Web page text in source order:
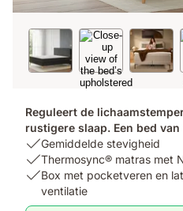
Reguleert de
rustigere slaap. Een bed
USP
1:
Gemiddelde
stevigheid
Gemiddelde stevigheid
USP
2:
Thermosync®
matras
Thermosync® matras met
USP
Box
Box met pocketveren en
ventilatie